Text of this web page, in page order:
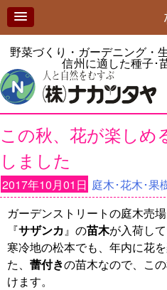
野菜づくり・ガーデニング・
信州に適した種子･
この秋、花が楽しめ
しました
2017年10月01日 庭木･花木･果
ガーデンストリートの庭木売
『サザンカ』の苗木が入荷して
寒冷地の松本でも、年内に花
た、 蕾付きの苗木なので、こ
けます。